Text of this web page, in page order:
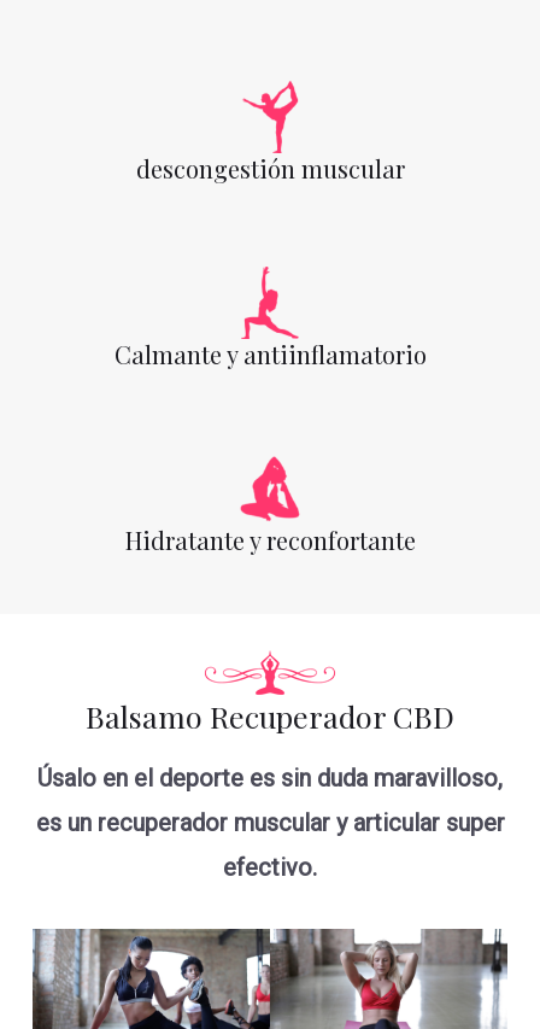
descongestión muscular
Calmante y antiinflamatorio
Hidratante y reconfortante
Balsamo Recuperador CBD
Úsalo en el deporte es sin duda maravilloso,
es un recuperador muscular y articular super
efectivo.